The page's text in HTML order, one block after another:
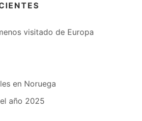
visitado de Europa
en Noruega
año 2025